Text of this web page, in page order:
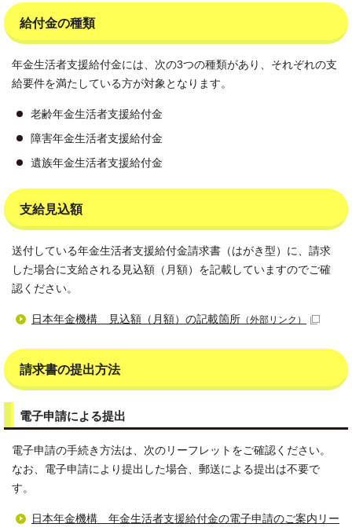
給付金の種類
年金生活者支援給付金には、次の3つの種類があり、それぞれの支
給要件を満たしている方が対象となります。
老齢年金生活者支援給付金
障害年金生活者支援給付金
遺族年金生活者支援給付金
支給見込額
送付している年金生活者支援給付金請求書（はがき型）に、請求
した場合に支給される見込額（月額）を記載していますのでご確
認ください。
日本年金機構 見込額（月額）の記載箇所 （外部リンク）
請求書の提出方法
電子申請による提出
電子申請の手続き方法は、次のリーフレットをご確認ください。
なお、電子申請により提出した場合、郵送による提出は不要で
す。
日本年金機構 年金生活者支援給付金の電子申請のご案内リー